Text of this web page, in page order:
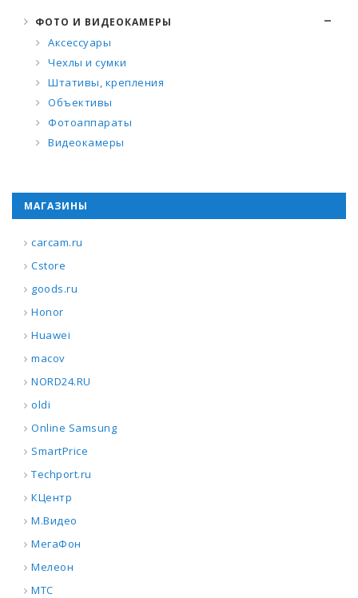
ФОТО И ВИДЕОКАМЕРЫ
Аксессуары
Чехлы и сумки
Штативы, крепления
Объективы
Фотоаппараты
Видеокамеры
МАГАЗИНЫ
carcam.ru
Cstore
goods.ru
Honor
Huawei
macov
NORD24.RU
oldi
Online Samsung
SmartPrice
Techport.ru
КЦентр
М.Видео
МегаФон
Мелеон
МТС